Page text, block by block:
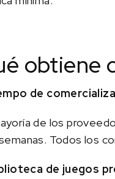
obtiene
de
de los
Todos los
de juegos